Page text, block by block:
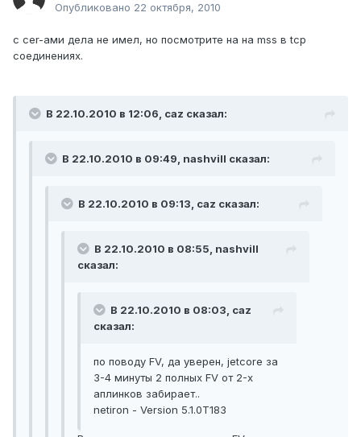
Опубликовано 22 октября, 2010
с cer-ами дела не имел, но посмотрите на на mss в tcp
соединениях.
В 22.10.2010 в 12:06, caz сказал:
В 22.10.2010 в 09:49, nashvill сказал:
В 22.10.2010 в 09:13, caz сказал:
В 22.10.2010 в 08:55, nashvill
сказал:
В 22.10.2010 в 08:03, caz
сказал:
по поводу FV, да уверен, jetcore за
3-4 минуты 2 полных FV от 2-х
аплинков забирает..
netiron - Version 5.1.0T183